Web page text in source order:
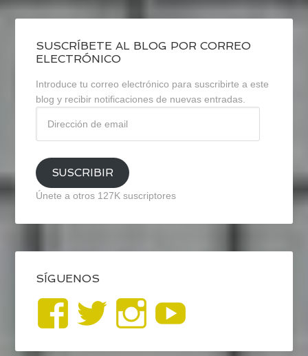
SUSCRÍBETE AL BLOG POR CORREO
ELECTRÓNICO
Introduce tu correo electrónico para suscribirte a este
blog y recibir notificaciones de nuevas entradas.
email
SUSCRIBIR
Únete a otros 127K suscriptores
SÍGUENOS
Ver
perfil
Ver
perfil
Ver
perfil